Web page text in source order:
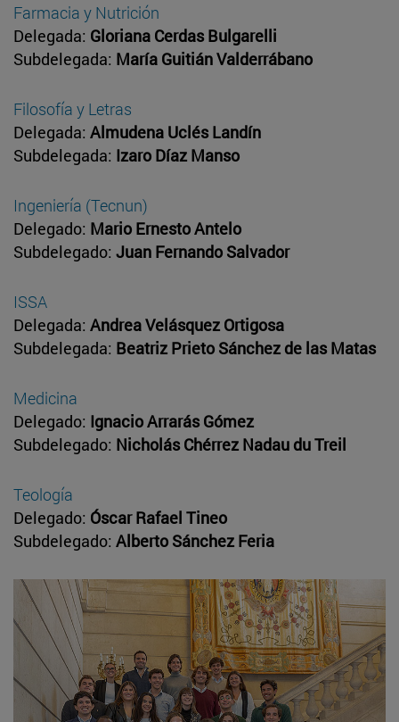
Farmacia y Nutrición
​​​​​​​Delegada: Gloriana Cerdas Bulgarelli
Subdelegada: María Guitián Valderrábano
Filosofía y Letras
​​​​​​​Delegada: Almudena Uclés Landín
Subdelegada: Izaro Díaz Manso
Ingeniería (Tecnun)
​​​​​​​Delegado: Mario Ernesto Antelo
Subdelegado: Juan Fernando Salvador
ISSA
​​​​​​​Delegada: Andrea Velásquez Ortigosa
Subdelegada: Beatriz Prieto Sánchez de las Matas
Medicina
​​​​​​​Delegado: Ignacio Arrarás Gómez
Subdelegado: Nicholás Chérrez Nadau du Treil
Teología
​​​​​​​Delegado: Óscar Rafael Tineo
Subdelegado: Alberto Sánchez Feria